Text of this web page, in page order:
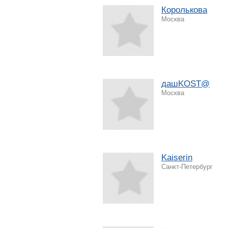
Королькова
Москва
дашKOST@
Москва
Kaiserin
Санкт-Петербург